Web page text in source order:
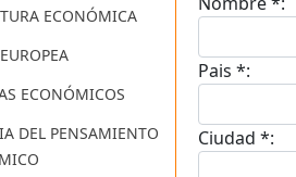
ECONÓMICA
ECONÓMICOS
DEL PENSAMIENTO
Pais *:
Ciudad *: